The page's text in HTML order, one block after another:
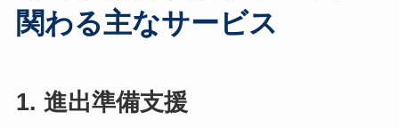
関わる主なサービス
1. 進出準備支援